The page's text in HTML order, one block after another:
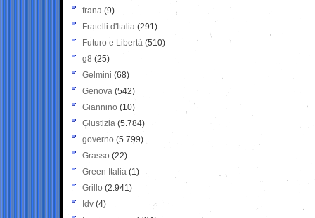
frana (9)
Fratelli d'Italia (291)
Futuro e Libertà (510)
g8 (25)
Gelmini (68)
Genova (542)
Giannino (10)
Giustizia (5.784)
governo (5.799)
Grasso (22)
Green Italia (1)
Grillo (2.941)
Idv (4)